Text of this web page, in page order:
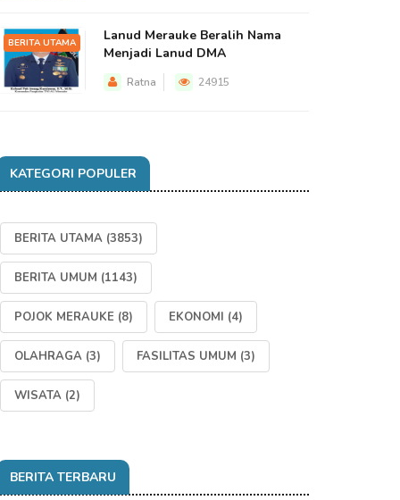
BERITA UTAMA
Lanud Merauke Beralih Nama
Menjadi Lanud DMA
Ratna 24915
KATEGORI POPULER
BERITA UTAMA (3853)
BERITA UMUM (1143)
POJOK MERAUKE (8) EKONOMI (4)
OLAHRAGA (3) FASILITAS UMUM (3)
WISATA (2)
BERITA TERBARU